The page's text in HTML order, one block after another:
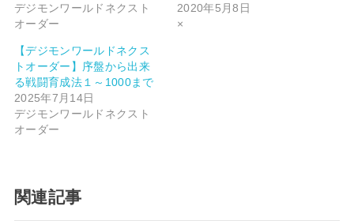
デジモンワールドネクスト
オーダー
2020年5月8日
×
【デジモンワールドネクス
トオーダー】序盤から出来
る戦闘育成法１～1000まで
2025年7月14日
デジモンワールドネクスト
オーダー
関連記事